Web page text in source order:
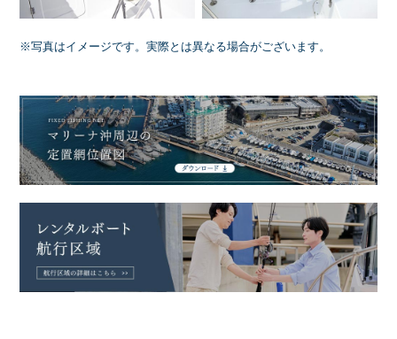
※写真はイメージです。実際とは異なる場合がございます。